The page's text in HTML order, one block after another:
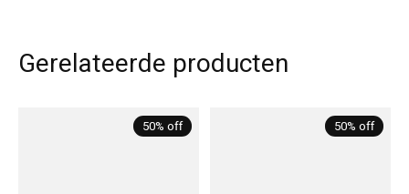
Gerelateerde producten
50% off 50% off